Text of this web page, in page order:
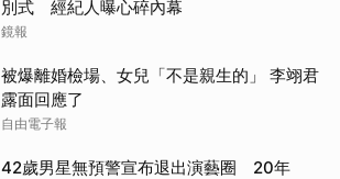
別式 經紀人曝心碎內幕
鏡報
被爆離婚檢場、女兒「不是親生的」 李翊君
露面回應了
自由電子報
42歲男星無預警宣布退出演藝圈 20年